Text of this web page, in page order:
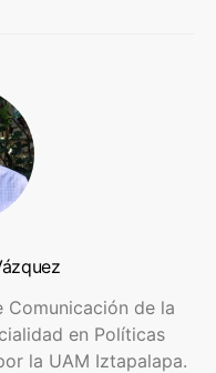
Comunicación de la
en Políticas
la UAM Iztapalapa.